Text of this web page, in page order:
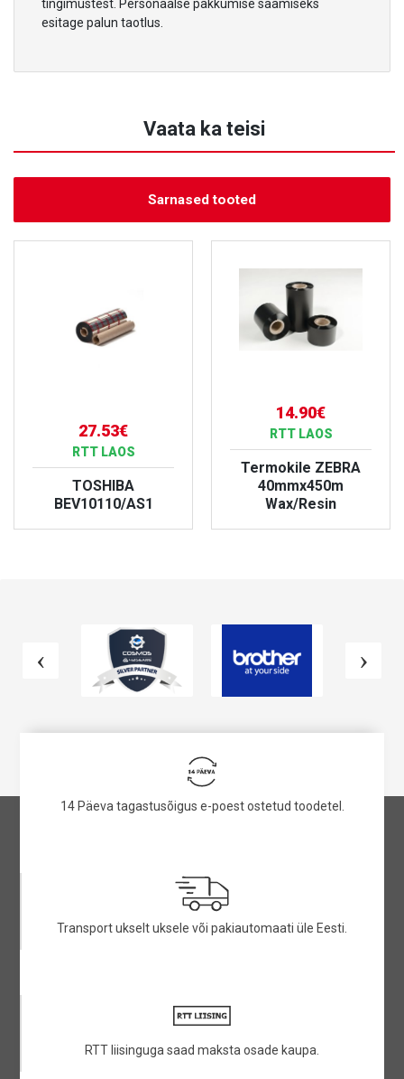
tingimustest. Personaalse pakkumise saamiseks
esitage palun taotlus.
Vaata ka teisi
Sarnased tooted
27.53€
RTT LAOS
TOSHIBA
BEV10110/AS1
14.90€
RTT LAOS
Termokile ZEBRA
40mmx450m
Wax/Resin
14 Päeva tagastusõigus e-poest ostetud toodetel.
Transport ukselt uksele või pakiautomaati üle Eesti.
RTT liisinguga saad maksta osade kaupa.